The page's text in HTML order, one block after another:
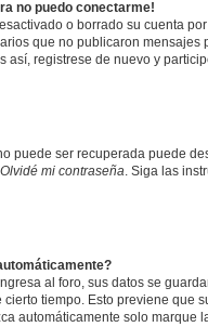
no puedo conectarme!
o borrado su cuenta
que no publicaron mensajes
así, registrese de nuevo y
puede ser recuperada puede
Olvidé mi contraseña . Siga las
al foro, sus datos se
tiempo. Esto previene que
automáticamente solo marque